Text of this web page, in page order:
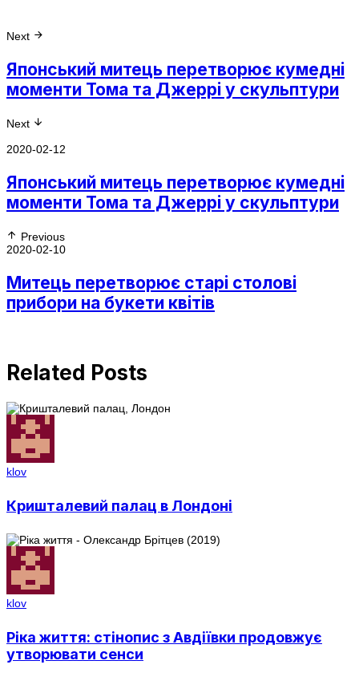
Next
Японський митець перетворює кумедні
моменти Тома та Джеррі у скульптури
Next
2020-02-12
Японський митець перетворює кумедні
моменти Тома та Джеррі у скульптури
Previous
2020-02-10
Митець перетворює старі столові
прибори на букети квітів
Related Posts
klov
Кришталевий палац в Лондоні
klov
Ріка життя: стінопис з Авдіївки продовжує
утворювати сенси